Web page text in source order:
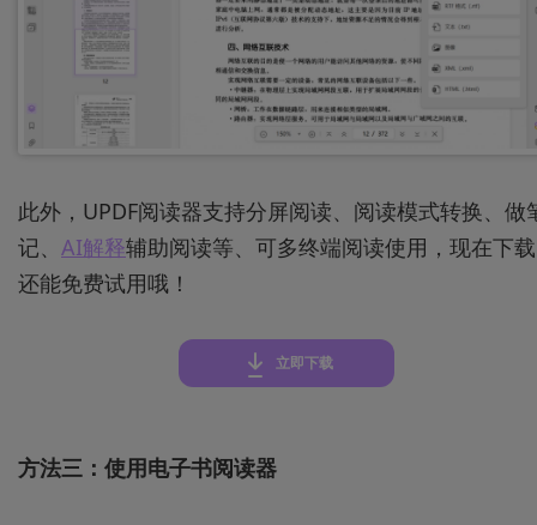
此外，UPDF阅读器支持分屏阅读、阅读模式转换、做
记、 AI解释辅助阅读等、可多终端阅读使用，现在下载
还能免费试用哦！
立即下载
方法三： 使用电子书阅读器